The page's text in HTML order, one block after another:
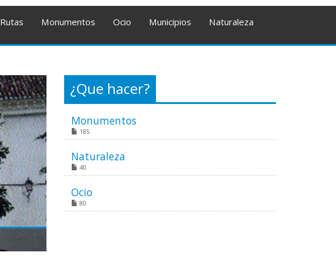
Rutas Monumentos Ocio Municipios Naturaleza
¿Que hacer?
Monumentos
185
Naturaleza
40
Ocio
80